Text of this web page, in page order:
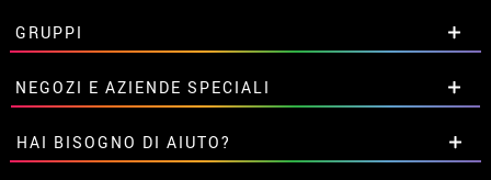
• Su di noi
• Condizioni di vendita
• Avviso legale privacy
• Attenzione al cliente
• Utilizzo dei cookies
•Impostazioni dei cookie
GRUPPI
Sconti speciali per gruppi.
Contattaci qui
NEGOZI E AZIENDE SPECIALI
Sconti speciali per gruppi.
Contattaci qui
HAI BISOGNO DI AIUTO?